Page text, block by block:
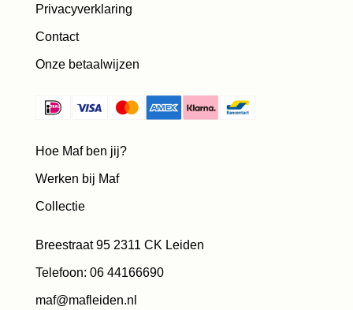
Privacyverklaring
Contact
Onze betaalwijzen
Hoe Maf ben jij?
Werken bij Maf
Collectie
Breestraat 95 2311 CK Leiden
Telefoon: 06 44166690
maf@mafleiden.nl